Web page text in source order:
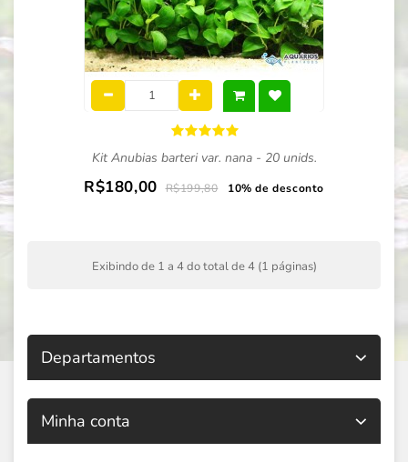
Kit Anubias barteri var. nana - 20 unids.
R$180,00 R$199,80 10% de desconto
Exibindo de 1 a 4 do total de 4 (1 páginas)
Departamentos
Minha conta